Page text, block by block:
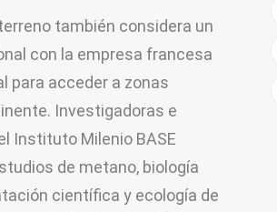
también considera un
con la empresa francesa
para acceder a zonas
Investigadoras e
Instituto Milenio BASE
de metano, biología
científica y ecología de